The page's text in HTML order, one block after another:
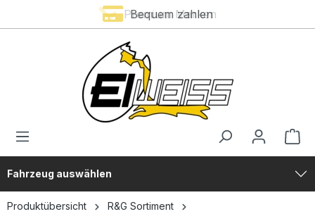
Premium Marken
Bequem zahlen
Fahrzeug auswählen
Produktübersicht
R&G Sortiment